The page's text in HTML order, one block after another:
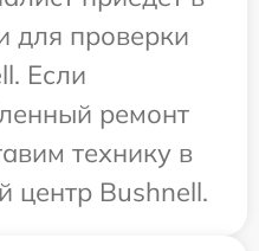
для проверки
Если
ремонт
технику в
центр Bushnell.